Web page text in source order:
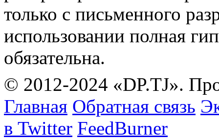
только с письменного
использовании полная
обязательна.
© 2012-2024 «DP.TJ».
Главная Обратная связь
в Twitter FeedBurner